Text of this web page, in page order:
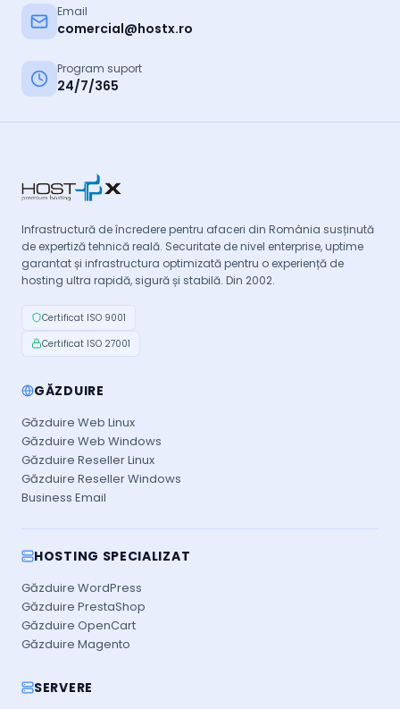
Email
comercial@hostx.ro
Program suport
24/7/365
Infrastructură de încredere pentru afaceri din România susținută
de expertiză tehnică reală. Securitate de nivel enterprise, uptime
garantat și infrastructura optimizată pentru o experiență de
hosting ultra rapidă, sigură și stabilă. Din 2002.
Certificat ISO 9001
Certificat ISO 27001
GĂZDUIRE
Găzduire Web Linux
Găzduire Web Windows
Găzduire Reseller Linux
Găzduire Reseller Windows
Business Email
HOSTING SPECIALIZAT
Găzduire WordPress
Găzduire PrestaShop
Găzduire OpenCart
Găzduire Magento
SERVERE